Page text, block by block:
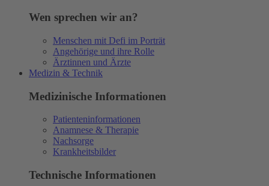
Wen sprechen wir an?
Menschen mit Defi im Porträt
Angehörige und ihre Rolle
Ärztinnen und Ärzte
Medizin & Technik
Medizinische Informationen
Patienteninformationen
Anamnese & Therapie
Nachsorge
Krankheitsbilder
Technische Informationen